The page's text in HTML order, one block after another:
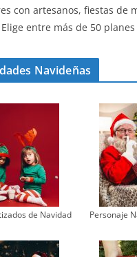
con artesanos, fiestas de
entre más de 50 planes
Navideñas
de Navidad Personaje